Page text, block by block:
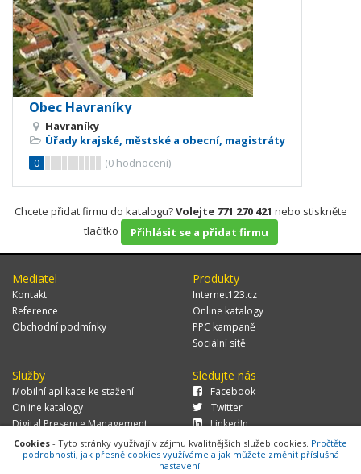
Obec Havraníky
Havraníky
Úřady krajské, městské a obecní, magistráty
0
(0 hodnocení)
Chcete přidat firmu do katalogu?Volejte 771 270 421 nebo stiskněte
tlačítko
Přihlásit se a přidat firmu
Mediatel
Kontakt
Reference
Obchodní podmínky
Produkty
Internet123.cz
Online katalogy
PPC kampaně
Sociální sítě
Služby
Mobilní aplikace ke stažení
Online katalogy
Digital Presence Management
Více zákazníků
Sledujte nás
Facebook
Twitter
LinkedIn
Cookies - Tyto stránky využívají v zájmu kvalitnějších služeb cookies. Pročtěte
podrobnosti, jak přesně cookies využíváme a jak můžete změnit příslušná
nastavení.